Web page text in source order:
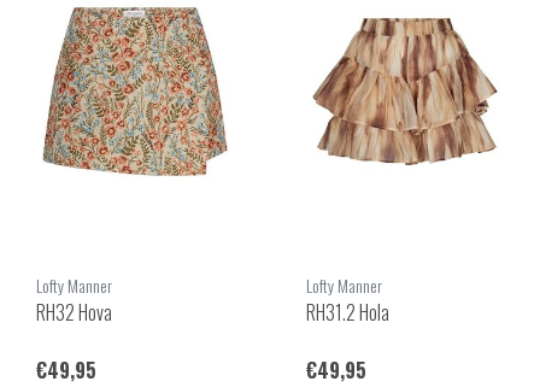
Lofty Manner
RH32 Hova
€49,95
Lofty Manner
RH31.2 Hola
€49,95